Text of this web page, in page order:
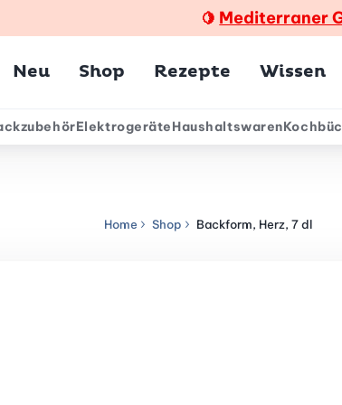
🍋 Mediterraner
Neu Shop Rezepte Wissen
ElektrogeräteHaushaltswaren
Home Shop Backform, Herz, 7 dl